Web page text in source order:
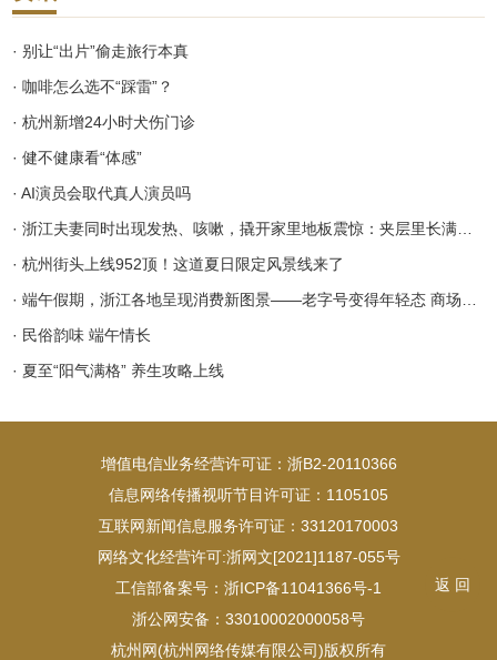
返 回
· 别让“出片”偷走旅行本真
· 咖啡怎么选不“踩雷”？
· 杭州新增24小时犬伤门诊
· 健不健康看“体感”
· AI演员会取代真人演员吗
· 杭州街头上线952顶！这道夏日限定风景线来了
· 民俗韵味 端午情长
· 夏至“阳气满格” 养生攻略上线
增值电信业务经营许可证：浙B2-20110366
信息网络传播视听节目许可证：1105105
互联网新闻信息服务许可证：33120170003
网络文化经营许可:浙网文[2021]1187-055号
工信部备案号：浙ICP备11041366号-1
浙公网安备：33010002000058号
杭州网(杭州网络传媒有限公司)版权所有